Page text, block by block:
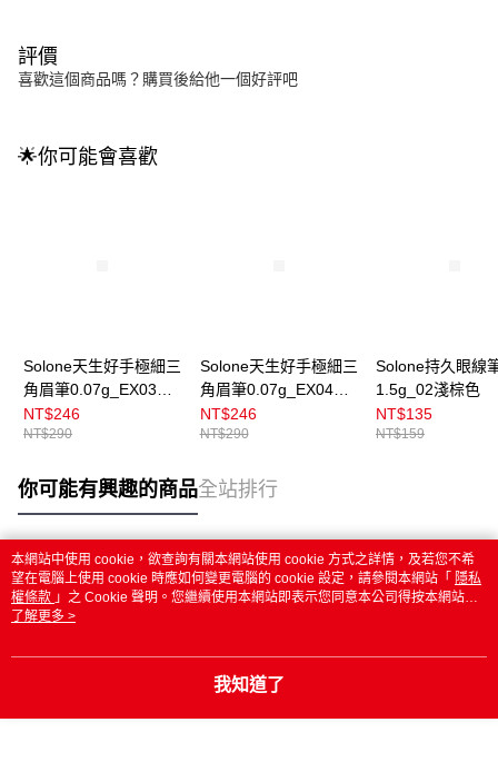
評價
喜歡這個商品嗎？購買後給他一個好評吧
🌟你可能會喜歡
Solone天生好手極細三
角眉筆0.07g_EX03淺
栗棕
NT$246
NT$290
Solone天生好手極細三
角眉筆0.07g_EX04深
霧灰
NT$246
NT$290
Solone持久眼線
1.5g_02淺棕色
NT$135
NT$159
你可能有興趣的商品全站排行
熱門標籤
本網站中使用 cookie，欲查詢有關本網站使用 cookie 方式之詳情，及若您不希
望在電腦上使用 cookie 時應如何變更電腦的 cookie 設定，請參閱本網站「 隱私
權條款 」之 Cookie 聲明。您繼續使用本網站即表示您同意本公司得按本網站使
用條款之 Cookie 聲明使用 cookie。
了解更多 >
我知道了